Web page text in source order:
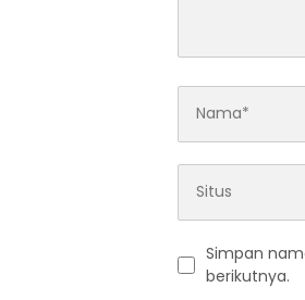
Simpan
berikutnya.